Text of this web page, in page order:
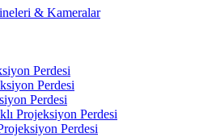
& Kameralar
Perdesi
Perdesi
Perdesi
Projeksiyon Perdesi
Perdesi